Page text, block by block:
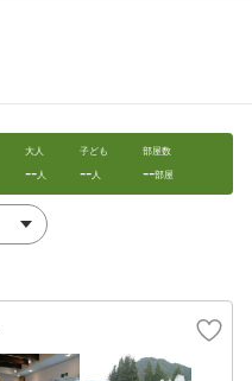
大人
--人
子ども
--人
部屋数
--部屋